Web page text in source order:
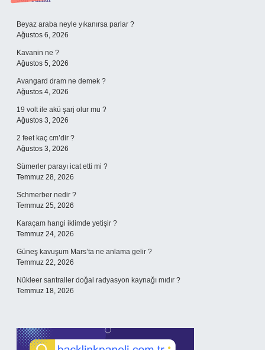
Sidebar
Beyaz araba neyle yıkanırsa parlar ?
Ağustos 6, 2026
Kavanin ne ?
Ağustos 5, 2026
Avangard dram ne demek ?
Ağustos 4, 2026
19 volt ile akü şarj olur mu ?
Ağustos 3, 2026
2 feet kaç cm’dir ?
Ağustos 3, 2026
Sümerler parayı icat etti mi ?
Temmuz 28, 2026
Schmerber nedir ?
Temmuz 25, 2026
Karaçam hangi iklimde yetişir ?
Temmuz 24, 2026
Güneş kavuşum Mars’ta ne anlama gelir ?
Temmuz 22, 2026
Nükleer santraller doğal radyasyon kaynağı mıdır ?
Temmuz 18, 2026